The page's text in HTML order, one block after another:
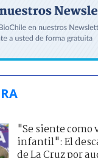
"Se siente como
infantil": El